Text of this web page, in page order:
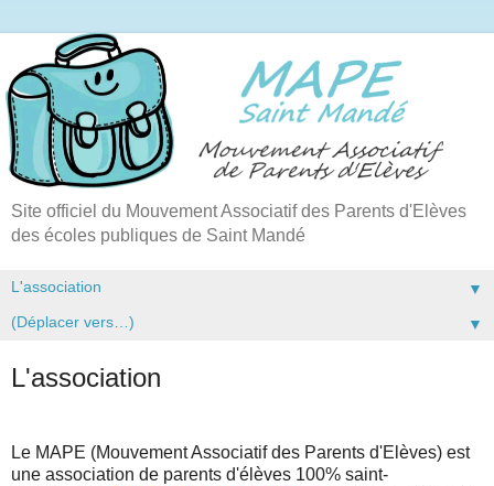
Site officiel du Mouvement Associatif des Parents d'Elèves
des écoles publiques de Saint Mandé
▼
▼
L'association
Le MAPE (Mouvement Associatif des Parents d'Elèves) est
une association de parents d'élèves 100% saint-